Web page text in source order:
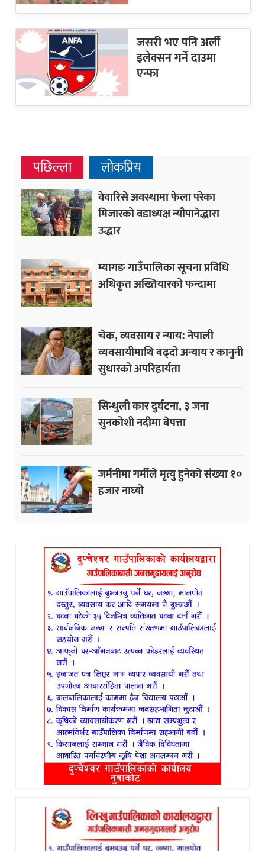
जसरी भए पनि अर्ली
इलेक्सन गर्ने दाउमा
एन्फा
पछिल्ला लोकप्रिय
वेवारिसे अवस्थामा फेला परेका
मिजारको वडाध्यक्ष न्यौपानेद्धारा
उद्धार
म्यागङ गाउँपालिका सूचना प्रविधि
अधिकृत अख्तियारको फन्दामा
चेक, व्यवसाय र न्याय: नेपाली
व्यवसायीमाथि बढ्दो अन्याय र कानुनी
सुधारको अपरिहार्यता
सिन्धुली कार दुर्घटना, ३ जना
सुनकोशी नदीमा बेपत्ता
जर्मनीमा गर्मीले मृत्यु हुनेको संख्या १०
हजार नाघ्यो